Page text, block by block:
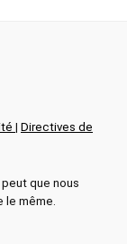
| Directives de
que nous
le même.